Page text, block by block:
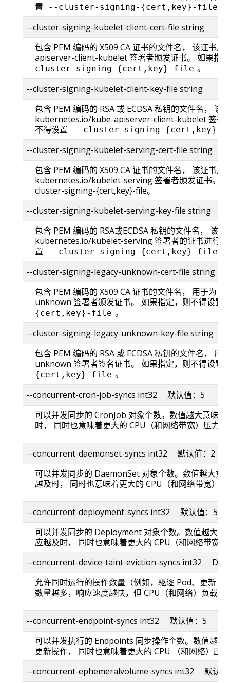
置
--cluster-signing-{cert,key}-file
--cluster-signing-kubelet-client-cert-file string
包含 PEM 编码的 X509 CA 证书的文件名， 该证书
apiserver-client-kubelet 签署者颁发证书。 如果指
cluster-signing-{cert,key}-file 。
--cluster-signing-kubelet-client-key-file string
包含 PEM 编码的 RSA 或 ECDSA 私钥的文件名， 该
kubernetes.io/kube-apiserver-client-kubelet 签署
不得设置
--cluster-signing-{cert,key}-
--cluster-signing-kubelet-serving-cert-file string
包含 PEM 编码的 X509 CA 证书的文件名， 该证书用
kubernetes.io/kubelet-serving 签署者颁发证书。
cluster-signing-{cert,key}-file。
--cluster-signing-kubelet-serving-key-file string
包含 PEM 编码的 RSA或ECDSA 私钥的文件名， 该私
kubernetes.io/kubelet-serving 签署者的证书进行签
置
--cluster-signing-{cert,key}-file
--cluster-signing-legacy-unknown-cert-file string
包含 PEM 编码的 X509 CA 证书的文件名， 用于为
unknown 签署者颁发证书。 如果指定，则不得设置
{cert,key}-file 。
--cluster-signing-legacy-unknown-key-file string
包含 PEM 编码的 RSA 或 ECDSA 私钥的文件名，
unknown 签署者签名证书。 如果指定，则不得设置
{cert,key}-file 。
--concurrent-cron-job-syncs int32 默认值：5
可以并发同步的 CronJob 对象个数。数值越大意味
时， 同时也意味着更大的 CPU（和网络带宽）压力。
--concurrent-daemonset-syncs int32 默认值：2
可以并发同步的 DaemonSet 对象个数。数值越大意
越及时， 同时也意味着更大的 CPU（和网络带宽）
--concurrent-deployment-syncs int32 默认值：5
可以并发同步的 Deployment 对象个数。数值越大
应越及时， 同时也意味着更大的 CPU（和网络带宽
--concurrent-device-taint-eviction-syncs int32
允许同时运行的操作数量（例如，驱逐 Pod、更新
数量越多，响应速度越快，但 CPU（和网络）负载也
--concurrent-endpoint-syncs int32 默认值：5
可以并发执行的 Endpoints 同步操作个数。数值越
更新操作， 同时也意味着更大的 CPU （和网络）压
--concurrent-ephemeralvolume-syncs int32 默认值